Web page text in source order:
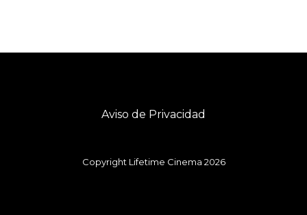
Aviso de Privacidad
Copyright Lifetime Cinema 2026